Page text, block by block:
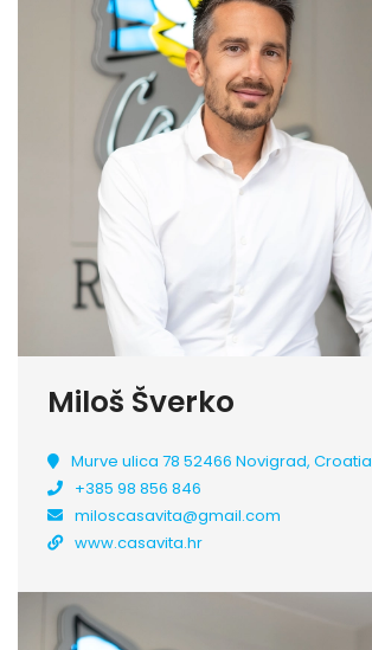
Miloš Šverko
Murve ulica 78 52466 Novigrad, Croatia
+385 98 856 846
miloscasavita@gmail.com
www.casavita.hr